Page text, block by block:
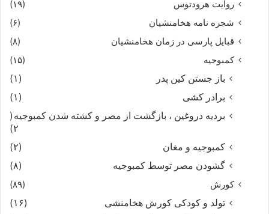
روایت هرودتوس
(۱۹)
شجره نامه هخامنشیان
(۶)
قبایل پارسی در زمان هخامنشیان
(۸)
کمبوجیه
(۱۵)
باز جستن کین پدر
(۱)
برادر کشی
(۱)
بردیه دروغین ، بازگشت از مصر و کشته شدن کمبوجیه (
۲)
کمبوجیه و مغان
(۲)
گشودن مصر توسط کمبوجیه
(۸)
کورش
(۸۹)
تولد و کودکی کورش هخامنشی
(۱۶)